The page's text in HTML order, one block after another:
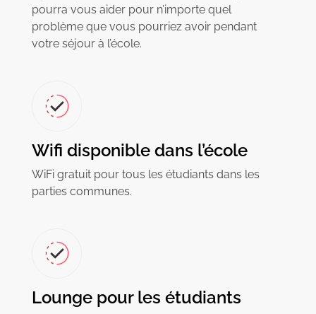
pourra vous aider pour n’importe quel
problème que vous pourriez avoir pendant
votre séjour à l’école.
Wifi disponible dans l’école
WiFi gratuit pour tous les étudiants dans les
parties communes.
Lounge pour les étudiants